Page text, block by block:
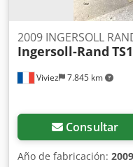
Viviez 7.845 km
2009 INGERSOLL
Ingersoll-Rand
Consultar
Año de fabricación: 2009